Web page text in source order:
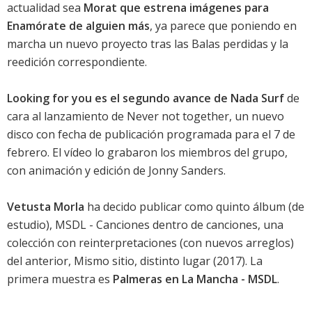
actualidad sea Morat que estrena imágenes para
Enamórate de alguien más, ya parece que poniendo en
marcha un nuevo proyecto tras las Balas perdidas y la
reedición correspondiente.
Looking for you es el segundo avance de Nada Surfde
cara al lanzamiento de Never not together, un nuevo
disco con fecha de publicación programada para el 7 de
febrero. El vídeo lo grabaron los miembros del grupo,
con animación y edición de Jonny Sanders.
Vetusta Morla ha decido publicar como quinto álbum (de
estudio), MSDL - Canciones dentro de canciones, una
colección con reinterpretaciones (con nuevos arreglos)
del anterior, Mismo sitio, distinto lugar(2017). La
primera muestra es Palmeras en La Mancha - MSDL.